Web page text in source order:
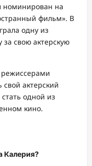
номинирован на
фильм». В
одну из
за свою актерскую
актерский
одной из
кино.
Калерия?